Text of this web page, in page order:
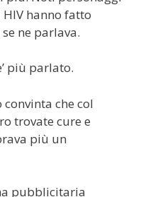
hanno fatto
ne parlava.
più parlato.
che col
trovate cure e
più un
pubblicitaria